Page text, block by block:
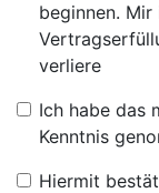
beginnen.
verliere
Ich habe das
Kenntnis
Hiermit